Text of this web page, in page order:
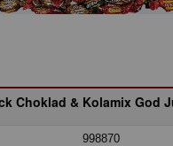
Choklad & Kolamix God
998870